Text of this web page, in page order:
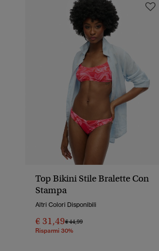
Top Bikini Stile Bralette Con
Stampa
Altri Colori Disponibili
€ 31,49Prezzo Ridotto Da
€ 44,99A
Risparmi 30%